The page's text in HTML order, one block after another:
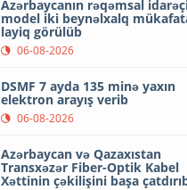
Azərbaycanın rəqəmsal
model iki beynəlxalq
layiq görülüb
06-08-2026
DSMF 7 ayda 135 minə yaxın
elektron arayış verib
06-08-2026
Azərbaycan və Qazaxıstan
Transxəzər Fiber-Optik Kabel
Xəttinin çəkilişini başa